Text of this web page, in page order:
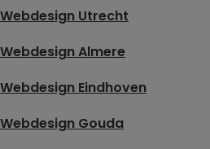
Webdesign Utrecht
Webdesign Almere
Webdesign Eindhoven
Webdesign Gouda